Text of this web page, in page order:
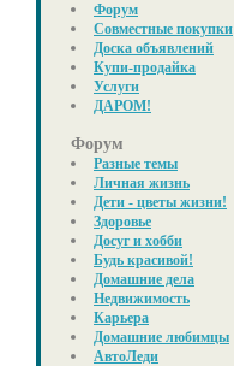
Форум
Совместные покупки
Доска объявлений
Купи-продайка
Услуги
ДАРОМ!
Форум
Разные темы
Личная жизнь
Дети - цветы жизни!
Здоровье
Досуг и хобби
Будь красивой!
Домашние дела
Недвижимость
Карьера
Домашние любимцы
АвтоЛеди